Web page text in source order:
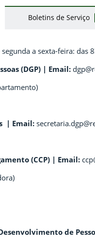
Boletins de Serviço
a sexta-feira: das
(DGP) | Email:
| Email:
(CCP) | Email:
de